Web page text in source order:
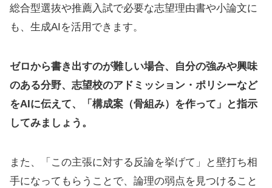
総合型選抜や推薦入試で必要な志望理由書や小論文に
も、生成AIを活用できます。
ゼロから書き出すのが難しい場合、自分の強みや興味
のある分野、志望校のアドミッション・ポリシーなど
をAIに伝えて、「構成案（骨組み）を作って」と指示
してみましょう。
また、「この主張に対する反論を挙げて」と壁打ち相
手になってもらうことで、論理の弱点を見つけること